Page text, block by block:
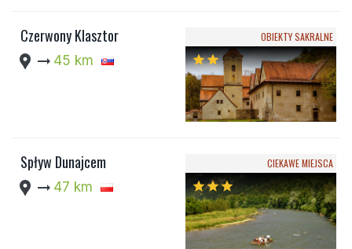
Czerwony Klasztor
location_pin arrow_right_alt 45 km
OBIEKTY SAKRALNE
starstar
Spływ Dunajcem
location_pin arrow_right_alt 47 km
CIEKAWE MIEJSCA
starstarstar